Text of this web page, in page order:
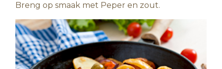
Breng op smaak met Peper en zout.